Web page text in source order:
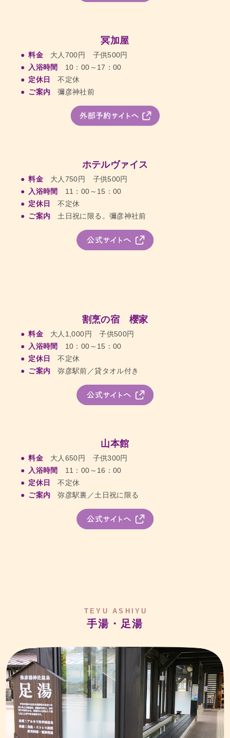
冥加屋
料金
大人700円 子供500円
入浴時間
10：00～17：00
定休日
不定休
ご案内
彌彦神社前
ホテルヴァイス
料金
大人750円 子供500円
入浴時間
11：00～15：00
定休日
不定休
ご案内
土日祝に限る。彌彦神社前
割烹の宿 櫻家
料金
大人1,000円 子供500円
入浴時間
10：00～15：00
定休日
不定休
ご案内
弥彦駅前／貸タオル付き
山本館
料金
大人650円 子供300円
入浴時間
11：00～16：00
定休日
不定休
ご案内
弥彦駅裏／土日祝に限る
TEYU ASHIYU
手湯・足湯